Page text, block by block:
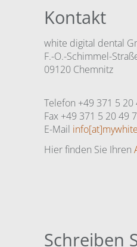
Kontakt
white digital dental
F.-O.-Schimmel-
09120 Chemnitz
Telefon +49 371 5 20
Fax +49 371 5 20 49
E-Mail
Hier finden Sie Ihren
Schreiben